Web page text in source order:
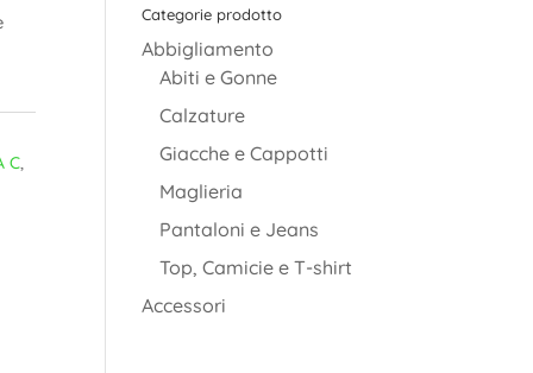
C,
Categorie prodotto
Abbigliamento
Abiti e Gonne
Calzature
Giacche e Cappotti
Maglieria
Pantaloni e Jeans
Top, Camicie e T-shirt
Accessori